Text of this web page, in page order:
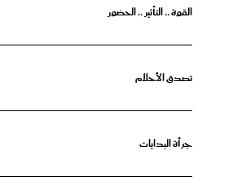
القوة .. التأثير .. الحضور
تصدق الأحلام
جرأة البدايات